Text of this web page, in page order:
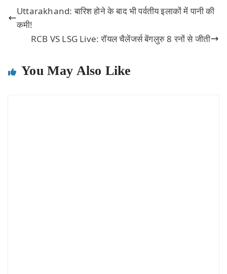
Uttarakhand: बारिश होने के बाद भी पर्वतीय इलाकों में पानी की
कमी!
RCB VS LSG Live: रॉयल चैलेंजर्स बेंगलुरु 8 रनों से जीती
You May Also Like